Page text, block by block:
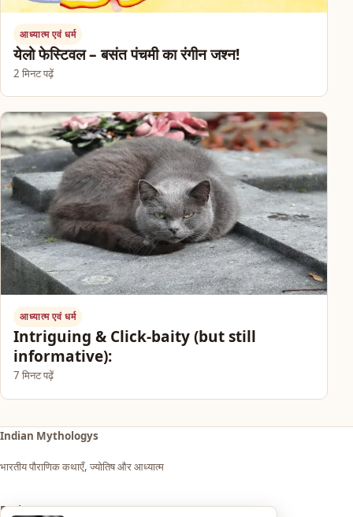
आध्यात्म एवं धर्म
येलो फेस्टिवल – बसंत पंचमी का रंगीन जश्न!
2 मिनट पढ़ें
आध्यात्म एवं धर्म
Intriguing & Click-baity (but still
informative):
7 मिनट पढ़ें
Indian Mythologys
भारतीय पौराणिक कथाएँ, ज्योतिष और आध्यात्म
Explore